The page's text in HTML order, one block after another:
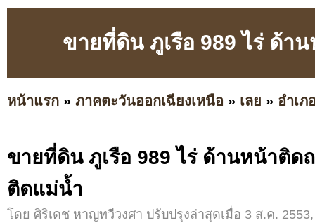
ขายที่ดิน ภูเรือ 989 ไร่ ด้
หน้าแรก » ภาคตะวันออกเฉียงเหนือ » เลย » อำเภ
ขายที่ดิน ภูเรือ 989 ไร่ ด้านหน้าติ
ติดแม่น้ำ
โดย ศิริเดช หาญทวีวงศา ปรับปรุงล่าสุดเมื่อ 3 ส.ค.